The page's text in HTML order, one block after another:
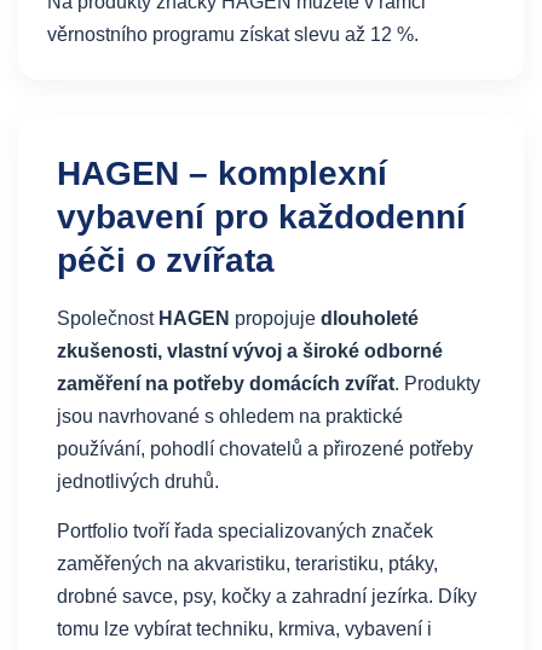
věrnostního programu získat slevu až 12 %.
HAGEN – komplexní
vybavení pro každodenní
péči o zvířata
Společnost HAGEN propojuje dlouholeté
zkušenosti, vlastní vývoj a široké odborné
zaměření na potřeby domácích zvířat. Produkty
jsou navrhované s ohledem na praktické
používání, pohodlí chovatelů a přirozené potřeby
jednotlivých druhů.
Portfolio tvoří řada specializovaných značek
zaměřených na akvaristiku, teraristiku, ptáky,
drobné savce, psy, kočky a zahradní jezírka. Díky
tomu lze vybírat techniku, krmiva, vybavení i